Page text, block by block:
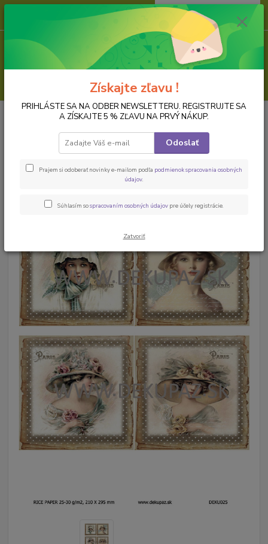
ks
za 0,00 EUR
PAPIER NA DECOUPAGE Ryžové papiere, formát A4
Ryžový papier na decoupage
Získajte zľavu !
PRIHLÁSTE SA NA ODBER NEWSLETTERU. REGISTRUJTE SA
A ZÍSKAJTE 5 % ZĽAVU NA PRVÝ NÁKUP.
Odoslať
Prajem si odoberať novinky e-mailom podľa podmienok spracovania osobných
údajov.
Súhlasím sospracovaním osobných údajov pre účely registrácie.
Zatvoriť